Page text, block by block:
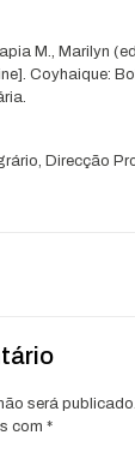
M., Marilyn
Coyhaique:
Direcção
será publicado.
com *